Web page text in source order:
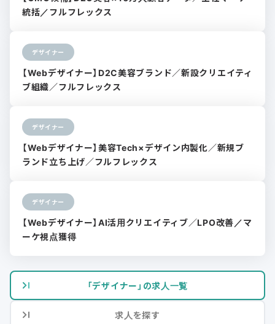
統括／フルフレックス
デザイナー
【Webデザイナー】D2C美容ブランド／新設クリエイティ
ブ組織／フルフレックス
デザイナー
【Webデザイナー】美容Tech×デザイン内製化／新規ブ
ランド立ち上げ／フルフレックス
デザイナー
【Webデザイナー】AI活用クリエイティブ／LPO改善／マ
ーケ視点獲得
「デザイナー」の求人一覧
求人を探す